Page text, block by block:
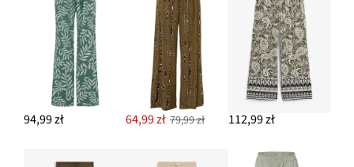
94,99 zł 64,99 zł 79,99 zł 112,99 zł